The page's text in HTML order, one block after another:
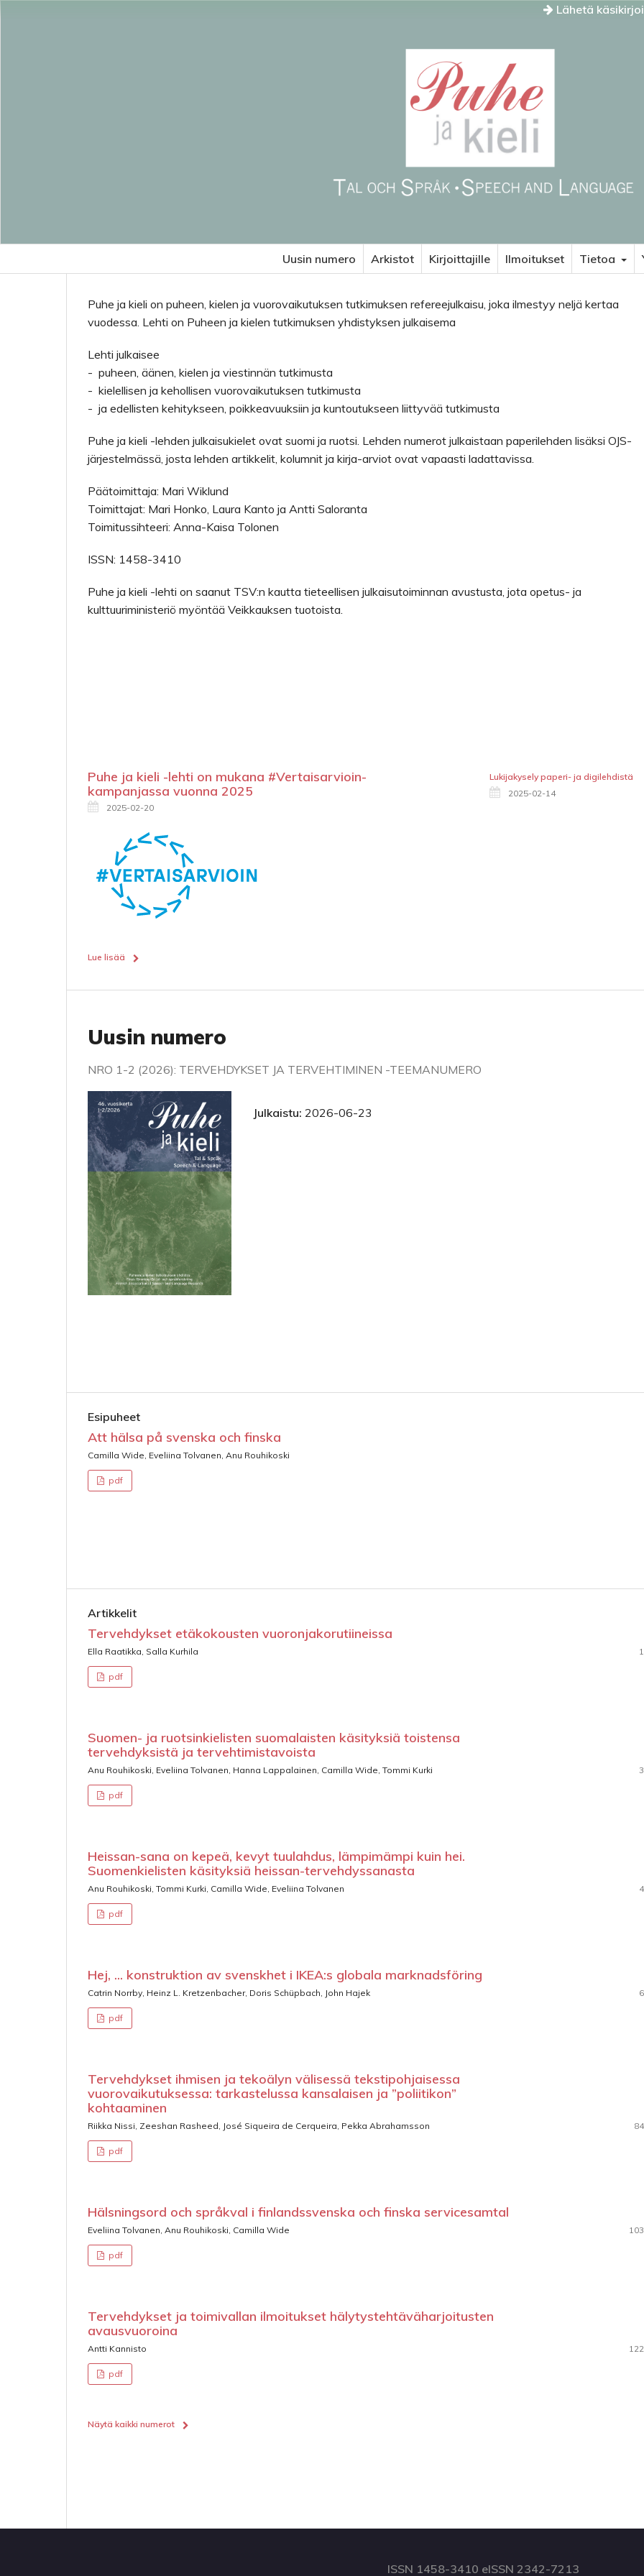
Lähetä
Uusin numero Arkistot Kirjoittajille Ilmoitukset Tietoa
Puhe ja kieli on puheen, kielen ja vuorovaikutuksen tutkimuksen refereejulkaisu, joka ilmestyy neljä kertaa
vuodessa. Lehti on Puheen ja kielen tutkimuksen yhdistyksen julkaisema
Lehti julkaisee
- puheen, äänen, kielen ja viestinnän tutkimusta
- kielellisen ja kehollisen vuorovaikutuksen tutkimusta
- ja edellisten kehitykseen, poikkeavuuksiin ja kuntoutukseen liittyvää tutkimusta
Puhe ja kieli -lehden julkaisukielet ovat suomi ja ruotsi. Lehden numerot julkaistaan paperilehden lisäksi OJS-
järjestelmässä, josta lehden artikkelit, kolumnit ja kirja-arviot ovat vapaasti ladattavissa.
Päätoimittaja: Mari Wiklund
Toimittajat: Mari Honko, Laura Kanto ja Antti Saloranta
Toimitussihteeri: Anna-Kaisa Tolonen
ISSN: 1458-3410
Puhe ja kieli -lehti on saanut TSV:n kautta tieteellisen julkaisutoiminnan avustusta, jota opetus- ja
kulttuuriministeriö myöntää Veikkauksen tuotoista.
Puhe ja kieli -lehti on mukana #Vertaisarvioin-
kampanjassa vuonna 2025
2025-02-20
Lue lisää
Lukijakysely paperi- ja digilehdistä
2025-02-14
Uusin numero
NRO 1-2 (2026): TERVEHDYKSET JA TERVEHTIMINEN -TEEMANUMERO
Julkaistu: 2026-06-23
Esipuheet
Att hälsa på svenska och finska
Camilla Wide, Eveliina Tolvanen, Anu Rouhikoski
pdf
Artikkelit
Tervehdykset etäkokousten vuoronjakorutiineissa
Ella Raatikka, Salla Kurhila
pdf
Suomen- ja ruotsinkielisten suomalaisten käsityksiä toistensa
tervehdyksistä ja tervehtimistavoista
Anu Rouhikoski, Eveliina Tolvanen, Hanna Lappalainen, Camilla Wide, Tommi Kurki
pdf
Heissan-sana on kepeä, kevyt tuulahdus, lämpimämpi kuin hei.
Suomenkielisten käsityksiä heissan-tervehdyssanasta
Anu Rouhikoski, Tommi Kurki, Camilla Wide, Eveliina Tolvanen
pdf
Hej, ... konstruktion av svenskhet i IKEA:s globala marknadsföring
Catrin Norrby, Heinz L. Kretzenbacher, Doris Schüpbach, John Hajek
pdf
Tervehdykset ihmisen ja tekoälyn välisessä tekstipohjaisessa
vuorovaikutuksessa: tarkastelussa kansalaisen ja ”poliitikon”
kohtaaminen
Riikka Nissi, Zeeshan Rasheed, José Siqueira de Cerqueira, Pekka Abrahamsson
pdf
Hälsningsord och språkval i finlandssvenska och finska servicesamtal
Eveliina Tolvanen, Anu Rouhikoski, Camilla Wide
pdf
Tervehdykset ja toimivallan ilmoitukset hälytystehtäväharjoitusten
avausvuoroina
Antti Kannisto
pdf
Näytä kaikki numerot
ISSN 1458-3410 eISSN 2342-7213